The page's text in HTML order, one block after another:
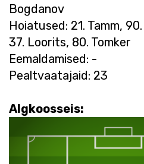
Bogdanov
Hoiatused: 21. Tamm,
37. Loorits, 80. Tomker
Eemaldamised: -
Pealtvaatajaid: 23
Algkoosseis: